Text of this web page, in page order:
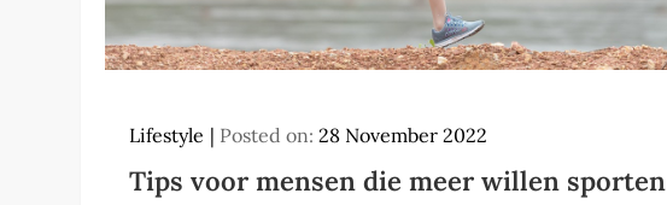
Lifestyle Posted on:28 November 2022
Tips voor mensen die meer willen sporten